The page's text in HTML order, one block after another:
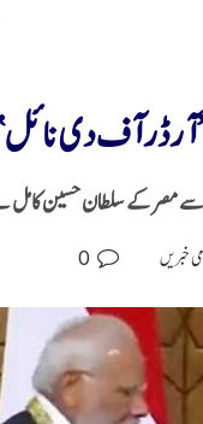
’آرڈر آف دی
خبریں